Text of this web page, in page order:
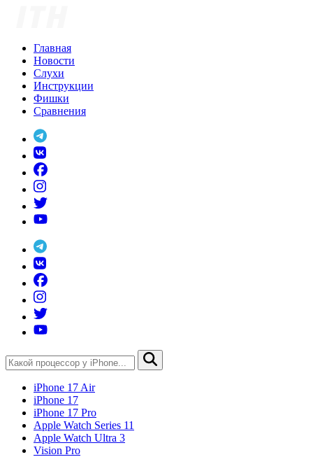
Главная
Новости
Слухи
Инструкции
Фишки
Сравнения
iPhone 17 Air
iPhone 17
iPhone 17 Pro
Apple Watch Series 11
Apple Watch Ultra 3
Vision Pro